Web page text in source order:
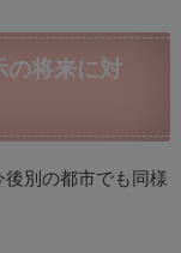
の将来に対
別の都市でも同様